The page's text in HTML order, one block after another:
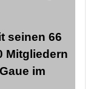
seinen 66
Mitgliedern
im